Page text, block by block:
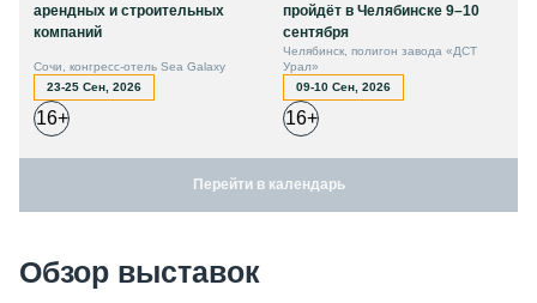
арендных и строительных
компаний
Сочи, конгресс-отель Sea Galaxy
23-25 Сен, 2026
16+
пройдёт в Челябинске 9–10
сентября
Челябинск, полигон завода «ДСТ
Урал»
09-10 Сен, 2026
16+
Перейти в календарь
Обзор выставок